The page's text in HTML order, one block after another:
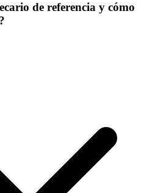
de referencia y cómo